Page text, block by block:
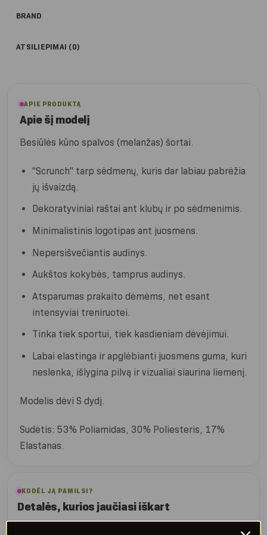
BRAND
ATSILIEPIMAI (0)
APIE PRODUKTĄ
Apie šį modelį
Besiūlės kūno spalvos (melanžas) šortai.
"Scrunch" tarp sėdmenų, kuris dar labiau pabrėžia
jų išvaizdą.
Dekoratyviniai raštai ant klubų ir po sėdmenimis.
Minimalistinis logotipas ant juosmens.
Nepersišvečiantis audinys.
Aukštos kokybės, tamprus audinys.
Atsparumas prakaito dėmėms, net esant
intensyviai treniruotei.
Tinka tiek sportui, tiek kasdieniam dėvėjimui.
Labai elastinga ir apglėbianti juosmens guma, kuri
neslenka, išlygina pilvą ir vizualiai siaurina liemenį.
Modelis dėvi S dydį.
Sudėtis: 53% Poliamidas, 30% Poliesteris, 17%
Elastanas.
KODĖL JĄ PAMILSI?
Detalės, kurios jaučiasi iškart